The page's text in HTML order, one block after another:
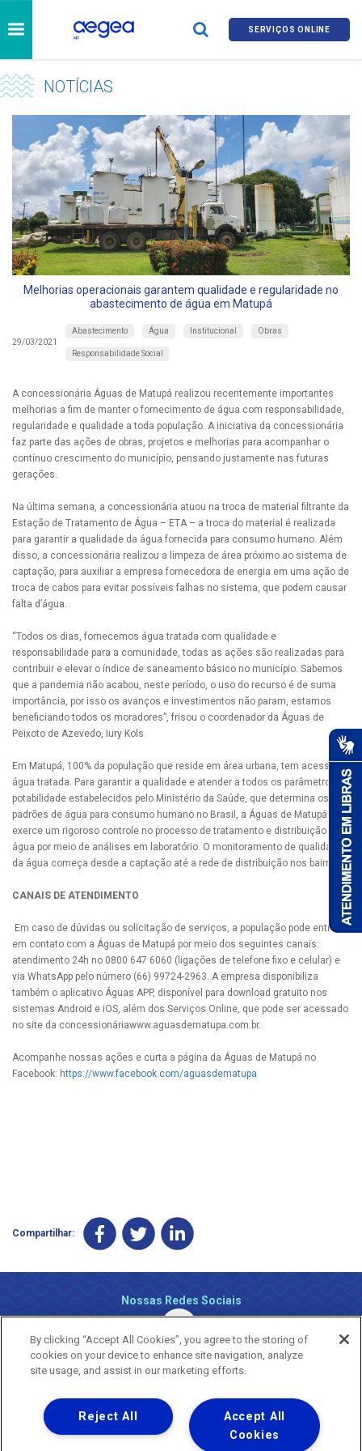
SERVIÇOS ONLINE
NOTÍCIAS
Melhorias operacionais garantem qualidade e regularidade no
abastecimento de água em Matupá
29/03/2021
Abastecimento Água Institucional Obras
Responsabilidade Social
A concessionária Águas de Matupá realizou recentemente importantes
melhorias a fim de manter o fornecimento de água com responsabilidade,
regularidade e qualidade a toda população. A iniciativa da concessionária
faz parte das ações de obras, projetos e melhorias para acompanhar o
contínuo crescimento do município, pensando justamente nas futuras
gerações.
Na última semana, a concessionária atuou na troca de material filtrante da
Estação de Tratamento de Água – ETA – a troca do material é realizada
para garantir a qualidade da água fornecida para consumo humano. Além
disso, a concessionária realizou a limpeza de área próximo ao sistema de
captação, para auxiliar a empresa fornecedora de energia em uma ação de
troca de cabos para evitar possíveis falhas no sistema, que podem causar
falta d’água.
“Todos os dias, fornecemos água tratada com qualidade e
responsabilidade para a comunidade, todas as ações são realizadas para
contribuir e elevar o índice de saneamento básico no município. Sabemos
que a pandemia não acabou, neste período, o uso do recurso é de suma
importância, por isso os avanços e investimentos não param, estamos
beneficiando todos os moradores”, frisou o coordenador da Águas de
Peixoto de Azevedo, Iury Kols
Em Matupá, 100% da população que reside em área urbana, tem acesso à
água tratada. Para garantir a qualidade e atender a todos os parâmetros de
potabilidade estabelecidos pelo Ministério da Saúde, que determina os
padrões de água para consumo humano no Brasil, a Águas de Matupá
exerce um rigoroso controle no processo de tratamento e distribuição de
água por meio de análises em laboratório. O monitoramento de qualidade
da água começa desde a captação até a rede de distribuição nos bairros.
CANAIS DE ATENDIMENTO
Em caso de dúvidas ou solicitação de serviços, a população pode entrar
em contato com a Águas de Matupá por meio dos seguintes canais:
atendimento 24h no 0800 647 6060 (ligações de telefone fixo e celular) e
via WhatsApp pelo número (66) 99724-2963. A empresa disponibiliza
também o aplicativo Águas APP, disponível para download gratuito nos
sistemas Android e iOS, além dos Serviços Online, que pode ser acessado
no site da concessionáriawww.aguasdematupa.com.br.
Acompanhe nossas ações e curta a página da Águas de Matupá no
Facebook: https://www.facebook.com/aguasdematupa
Compartilhar:
Nossas Redes Sociais
Uma empresa
Copyright ® 2026 - Todos os Direitos Reservados.
By clicking “Accept All Cookies”, you agree to the storing of
cookies on your device to enhance site navigation, analyze
site usage, and assist in our marketing efforts.
Accept All
Cookies
Reject All